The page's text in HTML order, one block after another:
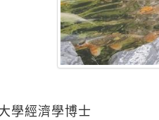
學經濟學博士